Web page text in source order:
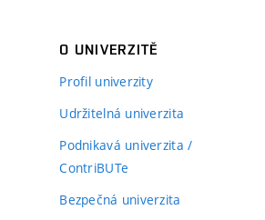
O UNIVERZITĚ
Profil univerzity
Udržitelná univerzita
Podnikavá univerzita /
ContriBUTe
Bezpečná univerzita